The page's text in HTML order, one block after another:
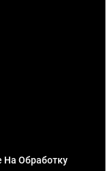
На Обработку